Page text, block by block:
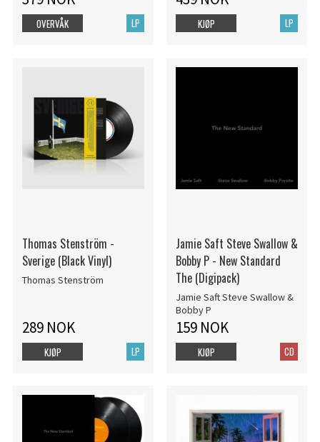
LP
OVERVÅK LP
KJØP
Thomas Stenström -
Sverige (Black Vinyl)
Thomas Stenström
289 NOK
LP
KJØP
Jamie Saft Steve Swallow &
Bobby P - New Standard
The (Digipack)
Jamie Saft Steve Swallow &
Bobby P
159 NOK
CD
KJØP